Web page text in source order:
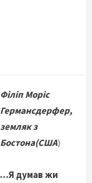
Філіп Моріс
Германсдерфер,
земляк з
Бостона(США)
…Я думав жи